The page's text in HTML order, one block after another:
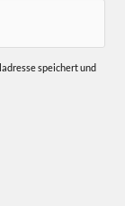
speichert und